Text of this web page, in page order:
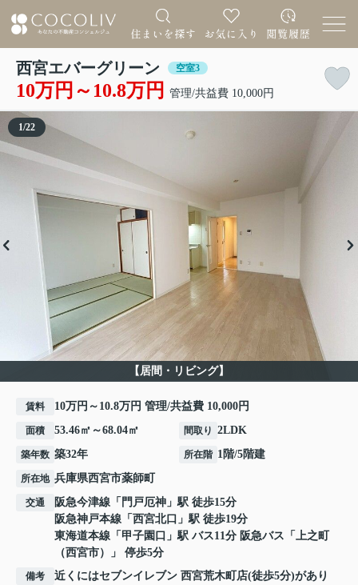
西宮エバーグリーン 空室3
10万円～10.8万円 管理/共益費 10,000円
【居間・リビング】
1/22
賃料 10万円～10.8万円 管理/共益費 10,000円
面積 53.46㎡～68.04㎡ 間取り 2LDK
築年数 築32年 所在階 1階/5階建
所在地 兵庫県西宮市薬師町
交通 阪急今津線 「 門戸厄神 」駅 徒歩15分
阪急神戸本線 「 西宮北口 」駅 徒歩19分
東海道本線 「 甲子園口 」駅 バス11分 阪急バス「上之町
（西宮市）」 停歩5分
備考
近くにはセブンイレブン 西宮荒木町店(徒歩5分)があり